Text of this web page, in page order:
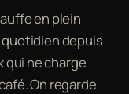
en plein
quotidien depuis
qui ne charge
On regarde